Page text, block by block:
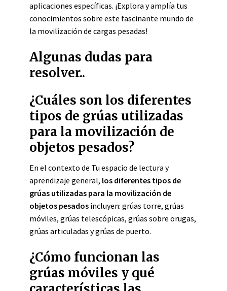
aplicaciones específicas. ¡Explora y amplía tus
conocimientos sobre este fascinante mundo de
la movilización de cargas pesadas!
Algunas dudas para
resolver..
¿Cuáles son los diferentes
tipos de grúas utilizadas
para la movilización de
objetos pesados?
En el contexto de Tu espacio de lectura y
aprendizaje general, los diferentes tipos de
grúas utilizadas para la movilización de
objetos pesados incluyen: grúas torre, grúas
móviles, grúas telescópicas, grúas sobre orugas,
grúas articuladas y grúas de puerto.
¿Cómo funcionan las
grúas móviles y qué